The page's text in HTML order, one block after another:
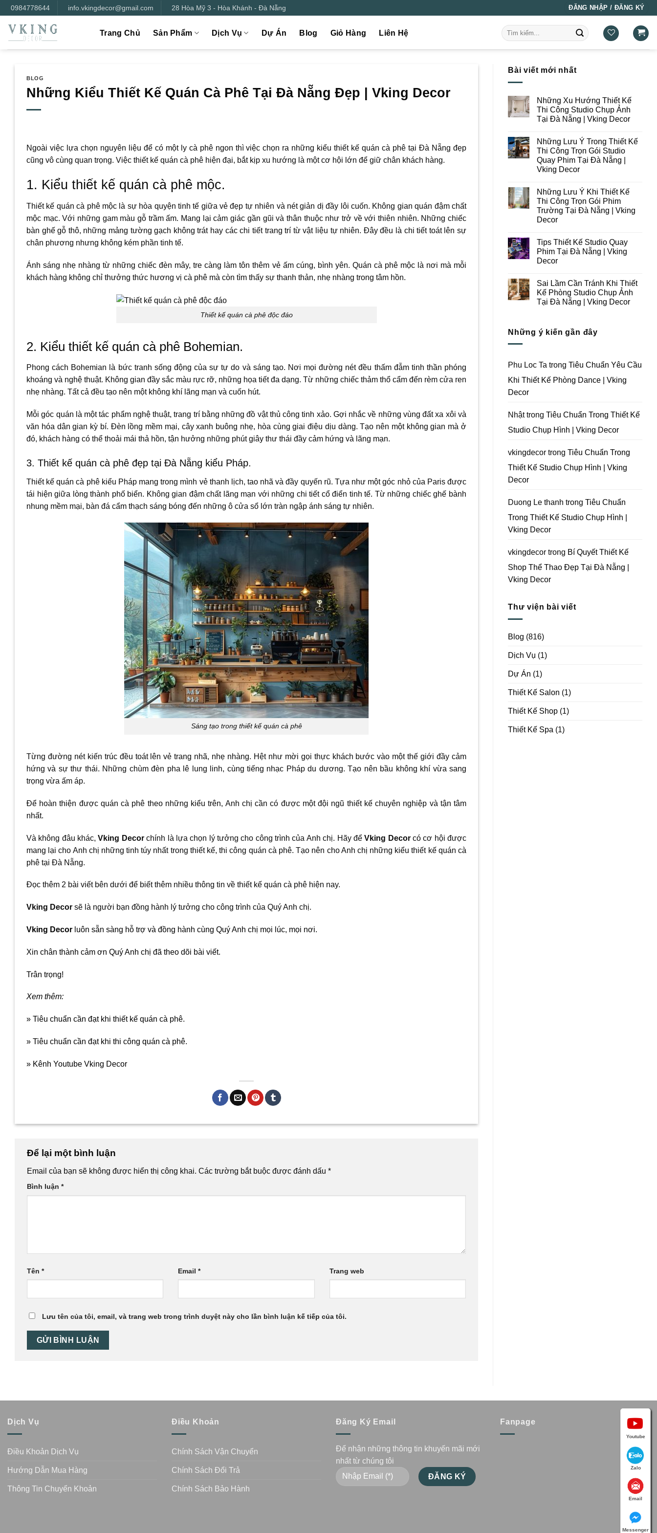
qua
nội
dung
0984778644 info.vkingdecor@gmail.com 28 Hòa Mỹ 3 - Hòa Khánh - Đà Nẵng ĐĂNG NHẬP / ĐĂNG KÝ
Trang Chủ Sản Phẩm Dịch Vụ Dự Án Blog Giỏ Hàng Liên Hệ
Tìm
kiếm:
BLOG
Những Kiểu Thiết Kế Quán Cà Phê Tại Đà Nẵng Đẹp | Vking Decor
Ngoài việc lựa chọn nguyên liệu để có một ly cà phê ngon thì việc chọn ra những kiểu thiết kế quán cà phê tại Đà Nẵng đẹp
cũng vô cùng quan trọng. Việc thiết kế quán cà phê hiện đại, bắt kịp xu hướng là một cơ hội lớn để giữ chân khách hàng.
1. Kiểu thiết kế quán cà phê mộc.
Thiết kế quán cà phê mộc là sự hòa quyện tinh tế giữa vẻ đẹp tự nhiên và nét giản dị đầy lôi cuốn. Không gian quán đậm chất
mộc mạc. Với những gam màu gỗ trầm ấm. Mang lại cảm giác gần gũi và thân thuộc như trở về với thiên nhiên. Những chiếc
bàn ghế gỗ thô, những mảng tường gạch không trát hay các chi tiết trang trí từ vật liệu tự nhiên. Đây đều là chi tiết toát lên sự
chân phương nhưng không kém phần tinh tế.
Ánh sáng nhẹ nhàng từ những chiếc đèn mây, tre càng làm tôn thêm vẻ ấm cúng, bình yên. Quán cà phê mộc là nơi mà mỗi
khách hàng không chỉ thưởng thức hương vị cà phê mà còn tìm thấy sự thanh thản, nhẹ nhàng trong tâm hồn.
Thiết kế quán cà phê độc đáo
2. Kiểu thiết kế quán cà phê Bohemian.
Phong cách Bohemian là bức tranh sống động của sự tự do và sáng tạo. Nơi mọi đường nét đều thấm đẫm tinh thần phóng
khoáng và nghệ thuật. Không gian đầy sắc màu rực rỡ, những họa tiết đa dạng. Từ những chiếc thảm thổ cẩm đến rèm cửa ren
nhẹ nhàng. Tất cả đều tạo nên một không khí lãng mạn và cuốn hút.
Mỗi góc quán là một tác phẩm nghệ thuật, trang trí bằng những đồ vật thủ công tinh xảo. Gợi nhắc về những vùng đất xa xôi và
văn hóa dân gian kỳ bí. Đèn lồng mềm mại, cây xanh buông nhẹ, hòa cùng giai điệu dịu dàng. Tạo nên một không gian mà ở
đó, khách hàng có thể thoải mái thả hồn, tận hưởng những phút giây thư thái đầy cảm hứng và lãng mạn.
3. Thiết kế quán cà phê đẹp tại Đà Nẵng kiểu Pháp.
Thiết kế quán cà phê kiểu Pháp mang trong mình vẻ thanh lịch, tao nhã và đầy quyến rũ. Tựa như một góc nhỏ của Paris được
tái hiện giữa lòng thành phố biển. Không gian đậm chất lãng mạn với những chi tiết cổ điển tinh tế. Từ những chiếc ghế bành
nhung mềm mại, bàn đá cẩm thạch sáng bóng đến những ô cửa sổ lớn tràn ngập ánh sáng tự nhiên.
Sáng tạo trong thiết kế quán cà phê
Từng đường nét kiến trúc đều toát lên vẻ trang nhã, nhẹ nhàng. Hệt như mời gọi thực khách bước vào một thế giới đầy cảm
hứng và sự thư thái. Những chùm đèn pha lê lung linh, cùng tiếng nhạc Pháp du dương. Tạo nên bầu không khí vừa sang
trọng vừa ấm áp.
Để hoàn thiện được quán cà phê theo những kiểu trên, Anh chị cần có được một đội ngũ thiết kế chuyên nghiệp và tận tâm
nhất.
Và không đâu khác,Vking Decorchính là lựa chọn lý tưởng cho công trình của Anh chị. Hãy đểVking Decorcó cơ hội được
mang lại cho Anh chị những tinh túy nhất trong thiết kế, thi công quán cà phê. Tạo nên cho Anh chị những kiểu thiết kế quán cà
phê tại Đà Nẵng.
Đọc thêm 2 bài viết bên dưới để biết thêm nhiều thông tin về thiết kế quán cà phê hiện nay.
Vking Decor sẽ là người bạn đồng hành lý tưởng cho công trình của Quý Anh chị.
Vking Decor luôn sẵn sàng hỗ trợ và đồng hành cùng Quý Anh chị mọi lúc, mọi nơi.
Xin chân thành cảm ơn Quý Anh chị đã theo dõi bài viết.
Trân trọng!
Xem thêm:
» Tiêu chuẩn cần đạt khi thiết kế quán cà phê.
» Tiêu chuẩn cần đạt khi thi công quán cà phê.
» Kênh Youtube Vking Decor
Để lại một bình luận
Email của bạn sẽ không được hiển thị công khai. Các trường bắt buộc được đánh dấu *
Bình luận *
Tên * Email* Trang web
Lưu tên của tôi, email, và trang web trong trình duyệt này cho lần bình luận kế tiếp của tôi.
Bài viết mới nhất
Những Xu Hướng Thiết Kế
Thi Công Studio Chụp Ảnh
Tại Đà Nẵng | Vking Decor
bình
luận
ở
Những
Xu
Hướng
Thi
Công
Studio
Chụp
Ảnh
Tại
Vking
Decor
Những Lưu Ý Trong Thiết Kế
Thi Công Trọn Gói Studio
Quay Phim Tại Đà Nẵng |
Vking Decor
bình
luận
ở
Những
Lưu
Ý
Kế
Thi
Công
Trọn
Quay
Phim
Tại
Đà
Nẵng
Những Lưu Ý Khi Thiết Kế
Thi Công Trọn Gói Phim
Trường Tại Đà Nẵng | Vking
Decor
bình
luận
ở
Những
Khi
Thiết
Kế
Thi
Công
Trường
Tại
Vking
Decor
Tips Thiết Kế Studio Quay
Phim Tại Đà Nẵng | Vking
Decor
bình
luận
ở
Tips
Quay
Phim
Vking
Sai Lầm Cần Tránh Khi Thiết
Kế Phòng Studio Chụp Ảnh
Tại Đà Nẵng | Vking Decor
luận
ở
Tránh
Khi
Kế
Tại
Đà
Nẵng
|
Những ý kiến gần đây
Phu Loc Ta trong Tiêu Chuẩn Yêu Cầu
Khi Thiết Kế Phòng Dance | Vking
Decor
Nhậttrong Tiêu Chuẩn Trong Thiết Kế
Studio Chụp Hình | Vking Decor
vkingdecor trong Tiêu Chuẩn Trong
Thiết Kế Studio Chụp Hình | Vking
Decor
Duong Le thanh trong Tiêu Chuẩn
Trong Thiết Kế Studio Chụp Hình |
Vking Decor
vkingdecor trong Bí Quyết Thiết Kế
Shop Thể Thao Đẹp Tại Đà Nẵng |
Vking Decor
Thư viện bài viết
Blog (816)
Dịch Vụ (1)
Dự Án (1)
Thiết Kế Salon (1)
Thiết Kế Shop (1)
Thiết Kế Spa (1)
Dịch Vụ
Điều Khoản Dịch Vụ
Hướng Dẫn Mua Hàng
Thông Tin Chuyển Khoản
Điều Khoản
Chính Sách Vận Chuyển
Chính Sách Đổi Trả
Chính Sách Bảo Hành
Đăng Ký Email
Để nhận những thông tin khuyến mãi mới
nhất từ chúng tôi
Fanpage
Youtube
Zalo
Email
Messenger